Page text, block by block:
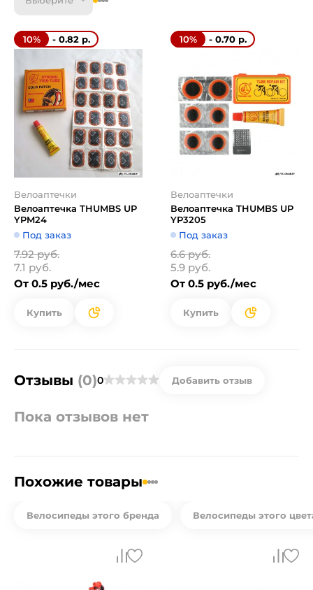
10% - 0.82 р.
Велоаптечки
Велоаптечка THUMBS UP
YPM24
Под заказ
7.92 руб.
7.1 руб.
От 0.5 руб./мес
Купить
10% - 0.70 р.
Велоаптечки
Велоаптечка THUMBS UP
YP3205
Под заказ
6.6 руб.
5.9 руб.
От 0.5 руб./мес
Купить
Отзывы (0)0 Добавить отзыв
Пока отзывов нет
Похожие товары
Велосипеды этого бренда Велосипеды этого